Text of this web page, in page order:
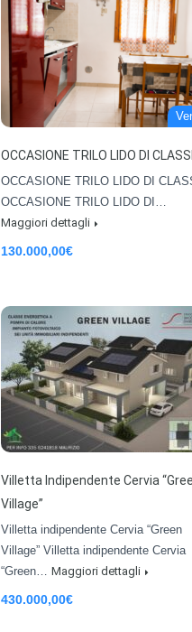
OCCASIONE TRILO LIDO DI
OCCASIONE TRILO LIDO DI
OCCASIONE TRILO LIDO DI…
Maggiori dettagli
130.000,00€
Villetta Indipendente Cervia
Village”
Villetta indipendente Cervia “Green
Village” Villetta indipendente Cervia
“Green… Maggiori dettagli
430.000,00€